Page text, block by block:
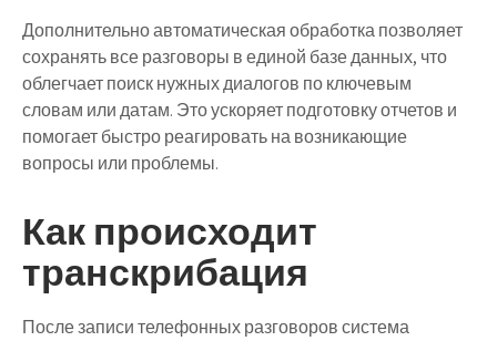
Дополнительно автоматическая обработка позволяет
сохранять все разговоры в единой базе данных, что
облегчает поиск нужных диалогов по ключевым
словам или датам. Это ускоряет подготовку отчетов и
помогает быстро реагировать на возникающие
вопросы или проблемы.
Как происходит
транскрибация
После записи телефонных разговоров система